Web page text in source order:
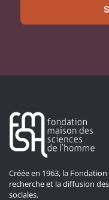
Créée en 1963, la
recherche et la diffusion
sociales.